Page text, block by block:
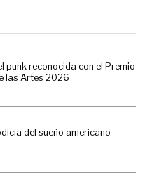
punk reconocida con el Premio
las Artes 2026
del sueño americano